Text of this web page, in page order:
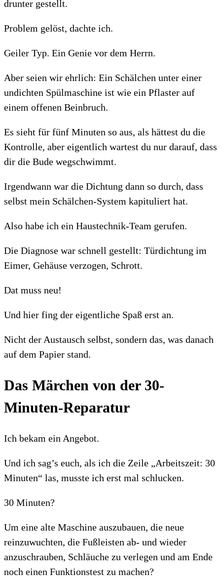
drunter gestellt.
Problem gelöst, dachte ich.
Geiler Typ. Ein Genie vor dem Herrn.
Aber seien wir ehrlich: Ein Schälchen unter einer
undichten Spülmaschine ist wie ein Pflaster auf
einem offenen Beinbruch.
Es sieht für fünf Minuten so aus, als hättest du die
Kontrolle, aber eigentlich wartest du nur darauf, dass
dir die Bude wegschwimmt.
Irgendwann war die Dichtung dann so durch, dass
selbst mein Schälchen-System kapituliert hat.
Also habe ich ein Haustechnik-Team gerufen.
Die Diagnose war schnell gestellt: Türdichtung im
Eimer, Gehäuse verzogen, Schrott.
Dat muss neu!
Und hier fing der eigentliche Spaß erst an.
Nicht der Austausch selbst, sondern das, was danach
auf dem Papier stand.
Das Märchen von der 30-
Minuten-Reparatur
Ich bekam ein Angebot.
Und ich sag’s euch, als ich die Zeile „Arbeitszeit: 30
Minuten“ las, musste ich erst mal schlucken.
30 Minuten?
Um eine alte Maschine auszubauen, die neue
reinzuwuchten, die Fußleisten ab- und wieder
anzuschrauben, Schläuche zu verlegen und am Ende
noch einen Funktionstest zu machen?